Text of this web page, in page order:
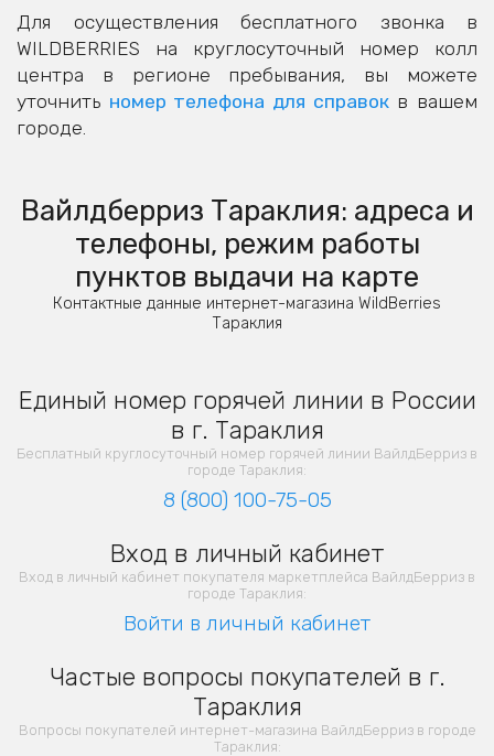
Для осуществления бесплатного звонка в
WILDBERRIES на круглосуточный номер колл
центра в регионе пребывания, вы можете
уточнить номер телефона для справокв вашем
городе.
Вайлдберриз Тараклия: адреса и
телефоны, режим работы
пунктов выдачи на карте
Контактные данные интернет-магазина WildBerries
Тараклия
Единый номер горячей линии в России
в г. Тараклия
Бесплатный круглосуточный номер горячей линии ВайлдБерриз в
городе Тараклия:
8 (800) 100-75-05
Вход в личный кабинет
Вход в личный кабинет покупателя маркетплейса ВайлдБерриз в
городе Тараклия:
Войти в личный кабинет
Частые вопросы покупателей в г.
Тараклия
Вопросы покупателей интернет-магазина ВайлдБерриз в городе
Тараклия: